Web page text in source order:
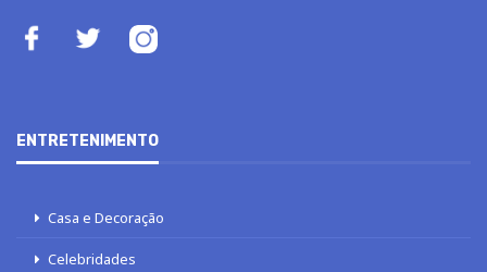
ENTRETENIMENTO
Casa e Decoração
Celebridades